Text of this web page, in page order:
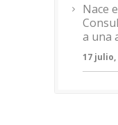
Nace
a una
17 julio,